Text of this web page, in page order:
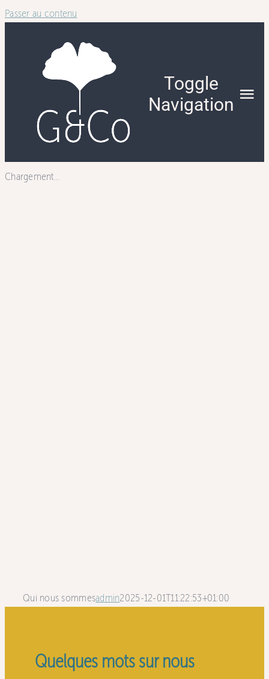
Passer au contenu
Toggle
Navigation
Chargement…
Qui nous sommesadmin2025-12-01T11:22:53+01:00
Quelques mots sur nous